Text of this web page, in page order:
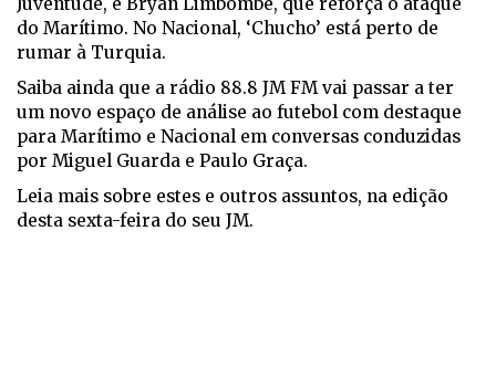
do Marítimo. No Nacional, ‘Chucho’ está perto de
rumar à Turquia.
Saiba ainda que a rádio 88.8 JM FM vai passar a ter
um novo espaço de análise ao futebol com destaque
para Marítimo e Nacional em conversas conduzidas
por Miguel Guarda e Paulo Graça.
Leia mais sobre estes e outros assuntos, na edição
desta sexta-feira do seu JM.